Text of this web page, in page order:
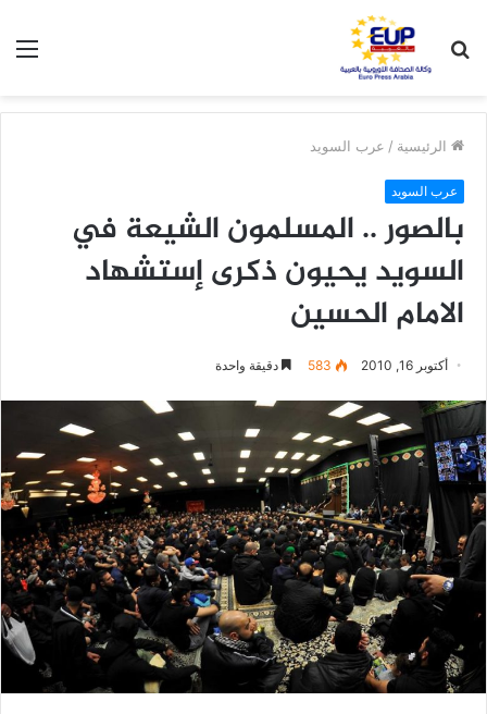
عن
الرئيسية / عرب السويد
عرب السويد
بالصور .. المسلمون الشيعة في
السويد يحيون ذكرى إستشهاد
الامام الحسين
أكتوبر 16, 2010 583 دقيقة واحدة